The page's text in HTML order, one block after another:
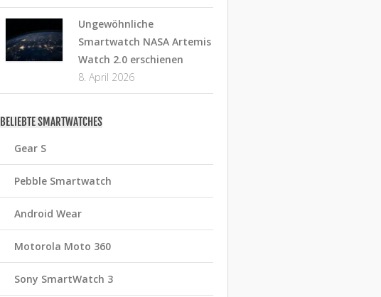
Ungewöhnliche
Smartwatch NASA Artemis
Watch 2.0 erschienen
8. April 2026
BELIEBTE SMARTWATCHES
Gear S
Pebble Smartwatch
Android Wear
Motorola Moto 360
Sony SmartWatch 3